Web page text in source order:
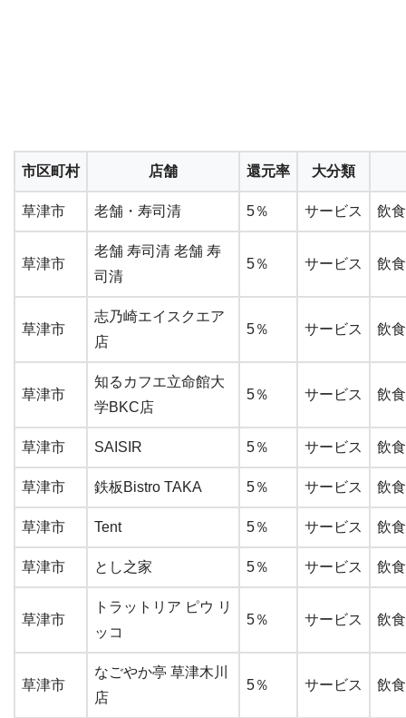
市区町村 店舗 還元率 大分類
草津市 老舗・寿司清 5％ サービス 飲
草津市
老舗 寿司清 老舗 寿
司清
5％ サービス 飲
草津市
志乃崎エイスクエア
店
5％ サービス 飲
草津市
知るカフエ立命館大
学BKC店
5％ サービス 飲
草津市 SAISIR 5％ サービス 飲
草津市 鉄板Bistro TAKA 5％ サービス 飲
草津市 Tent 5％ サービス 飲
草津市 とし之家 5％ サービス 飲
草津市
トラットリア ピウ リ
ッコ
5％ サービス 飲
草津市
なごやか亭 草津木川
店
5％ サービス 飲